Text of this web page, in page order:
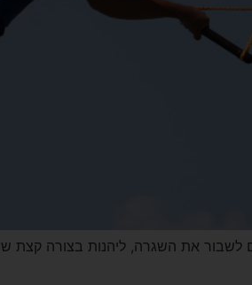
ליהנות בצורה קצת שונה ולהכיר ענף